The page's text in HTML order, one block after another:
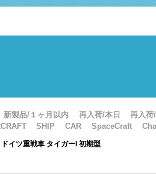
新製品/１ヶ月以内 再入荷/本日 再入荷
SHIP CAR SpaceCraft
イツ重戦車 タイガーI 初期型